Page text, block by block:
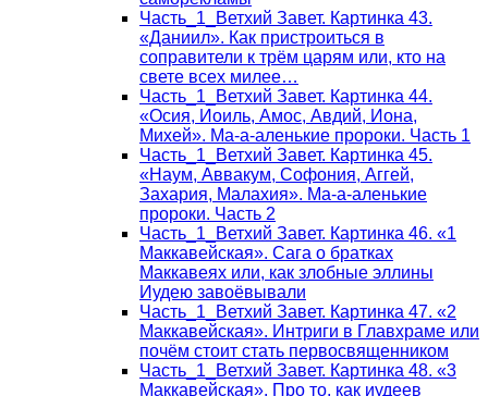
Часть_1_Ветхий Завет. Картинка 43.
«Даниил». Как пристроиться в
соправители к трём царям или, кто на
свете всех милее…
Часть_1_Ветхий Завет. Картинка 44.
«Осия, Иоиль, Амос, Авдий, Иона,
Михей». Ма-а-аленькие пророки. Часть 1
Часть_1_Ветхий Завет. Картинка 45.
«Наум, Аввакум, Софония, Аггей,
Захария, Малахия». Ма-а-аленькие
пророки. Часть 2
Часть_1_Ветхий Завет. Картинка 46. «1
Маккавейская». Сага о братках
Маккавеях или, как злобные эллины
Иудею завоёвывали
Часть_1_Ветхий Завет. Картинка 47. «2
Маккавейская». Интриги в Главхраме или
почём стоит стать первосвященником
Часть_1_Ветхий Завет. Картинка 48. «3
Маккавейская». Про то, как иудеев